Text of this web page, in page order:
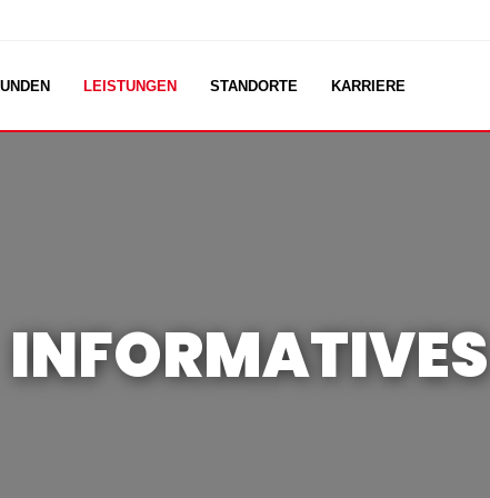
LEISTUNGEN STANDORTE KARRIERE
INFORMATIVES